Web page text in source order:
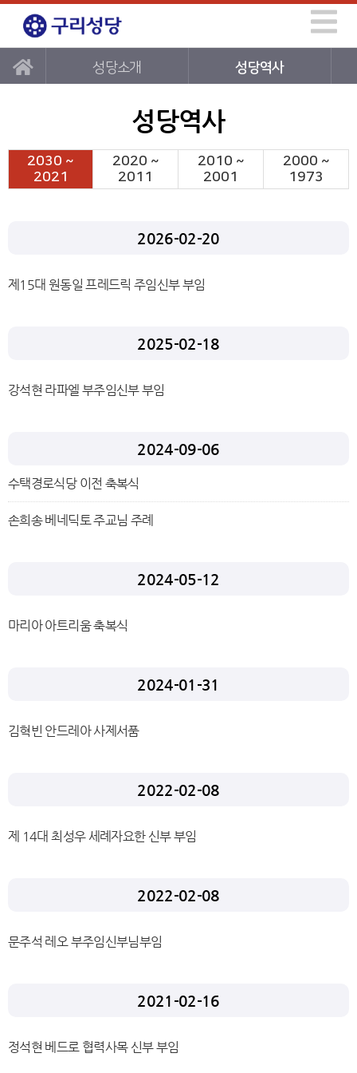
성당소개 성당역사
성당역사
2030 ~
2021
2020 ~
2011
2010 ~
2001
2000 ~
1973
2026-02-20
제15대 원동일 프레드릭 주임신부 부임
2025-02-18
강석현 라파엘 부주임신부 부임
2024-09-06
수택경로식당 이전 축복식
손희송 베네딕토 주교님 주례
2024-05-12
마리아 아트리움 축복식
2024-01-31
김혁빈 안드레아 사제서품
2022-02-08
제 14대 최성우 세례자요한 신부 부임
2022-02-08
문주석 레오 부주임신부님부임
2021-02-16
정석현 베드로 협력사목 신부 부임